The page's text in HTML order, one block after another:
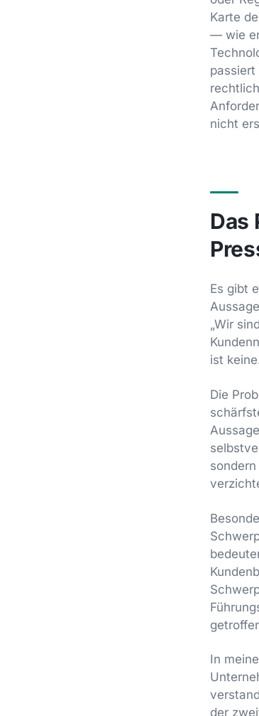
Karte
— wie
nicht
Das
Es gibt
„Wir
ist
Die
In
der